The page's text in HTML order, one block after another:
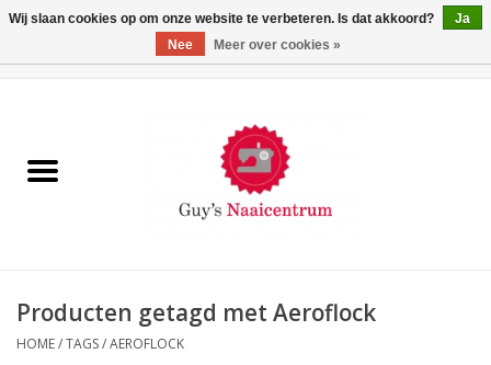
Machines
Paspoppen
Producten getagd met Aeroflock
HOME/TAGS/AEROFLOCK
Wij slaan cookies op om onze website te verbeteren. Is dat akkoord?
Ja
Nee
Meer over cookies »